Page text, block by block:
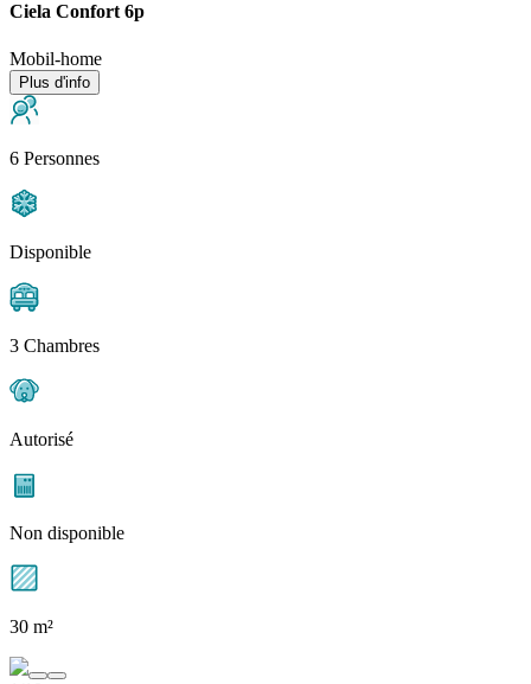
Ciela Confort 6p
Mobil-home
Plus d'info
6 Personnes
Disponible
3 Chambres
Autorisé
Non disponible
30 m²